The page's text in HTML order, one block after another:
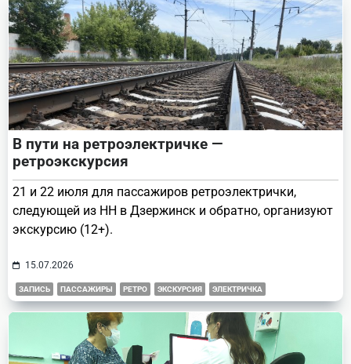
В пути на ретроэлектричке —
ретроэкскурсия
21 и 22 июля для пассажиров ретроэлектрички,
следующей из НН в Дзержинск и обратно, организуют
экскурсию (12+).
15.07.2026
ЗАПИСЬ ПАССАЖИРЫ РЕТРО ЭКСКУРСИЯ ЭЛЕКТРИЧКА